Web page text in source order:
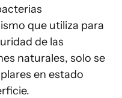
que utiliza para
de las
naturales, solo se
en estado